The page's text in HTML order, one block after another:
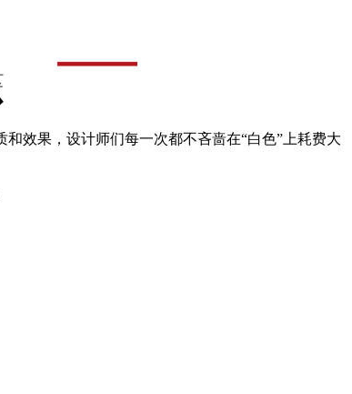
效果，设计师们每一次都不吝啬在“白色”上耗费大